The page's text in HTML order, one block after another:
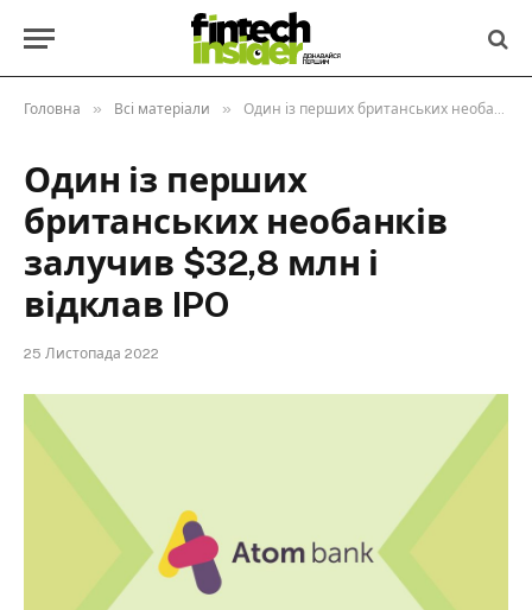
Головна » Всі матеріали » Один із перших британських необанків залучив $32,8 млн і відклав IPO
Один із перших
британських необанків
залучив $32,8 млн і
відклав IPO
25 Листопада 2022